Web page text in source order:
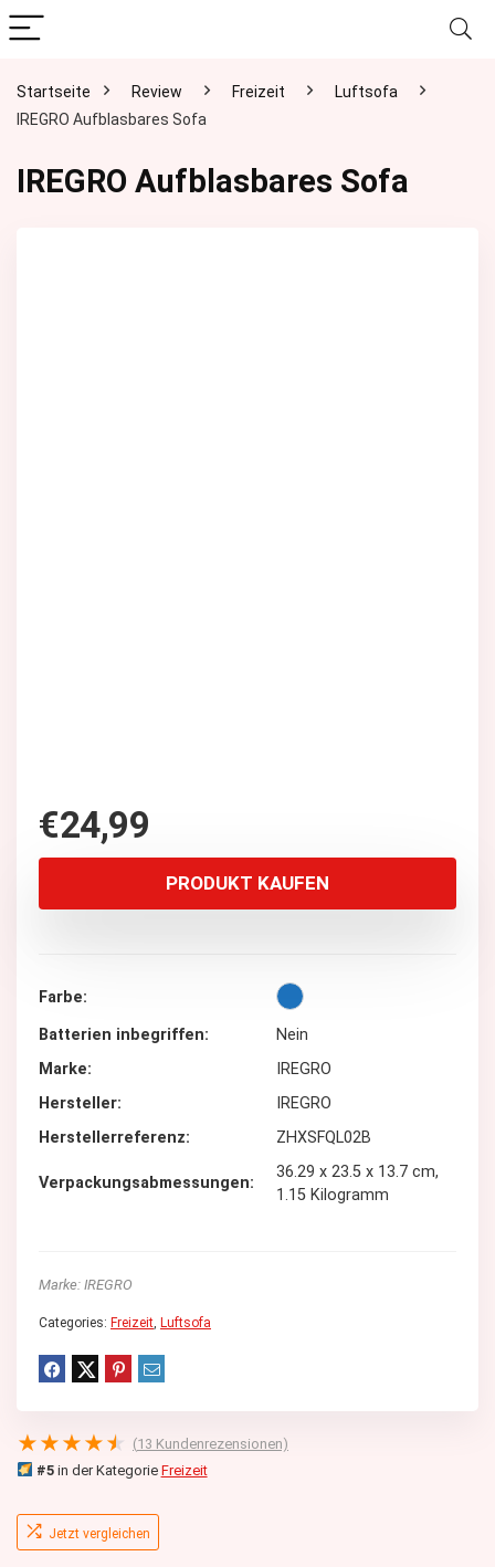
Startseite Review Freizeit
Luftsofa
IREGRO Aufblasbares Sofa
IREGRO Aufblasbares Sofa
€24,99
PRODUKT KAUFEN
Farbe
Batterien inbegriffen
Nein
Marke
IREGRO
Hersteller
IREGRO
Herstellerreferenz
ZHXSFQL02B
Verpackungsabmessungen
36.29 x 23.5 x 13.7 cm,
1.15 Kilogramm
Marke: IREGRO
Categories: Freizeit, Luftsofa
★★★★★ (13 Kundenrezensionen)
#5in der Kategorie Freizeit
Jetzt vergleichen